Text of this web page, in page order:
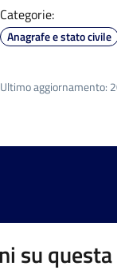
Categorie:
Anagrafe e stato civile
Ultimo aggiornamento:
su